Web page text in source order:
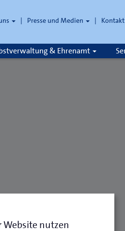
Presse und Medien Kontakt
& Ehrenamt
Website nutzen